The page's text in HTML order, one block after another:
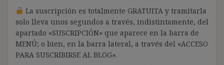
La suscripción es totalmente GRATUITA y tramitarla
solo lleva unos segundos a través, indistintamente, del
apartado «SUSCRIPCIÓN» que aparece en la barra de
MENÚ; o bien, en la barra lateral, a través del «ACCESO
PARA SUSCRIBIRSE AL BLOG».